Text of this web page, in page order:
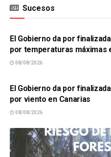
Sucesos
SUCESOS
El Gobierno da por
por temperaturas máximas
08/08/2026
El Gobierno da por
por viento en Canarias
08/08/2026